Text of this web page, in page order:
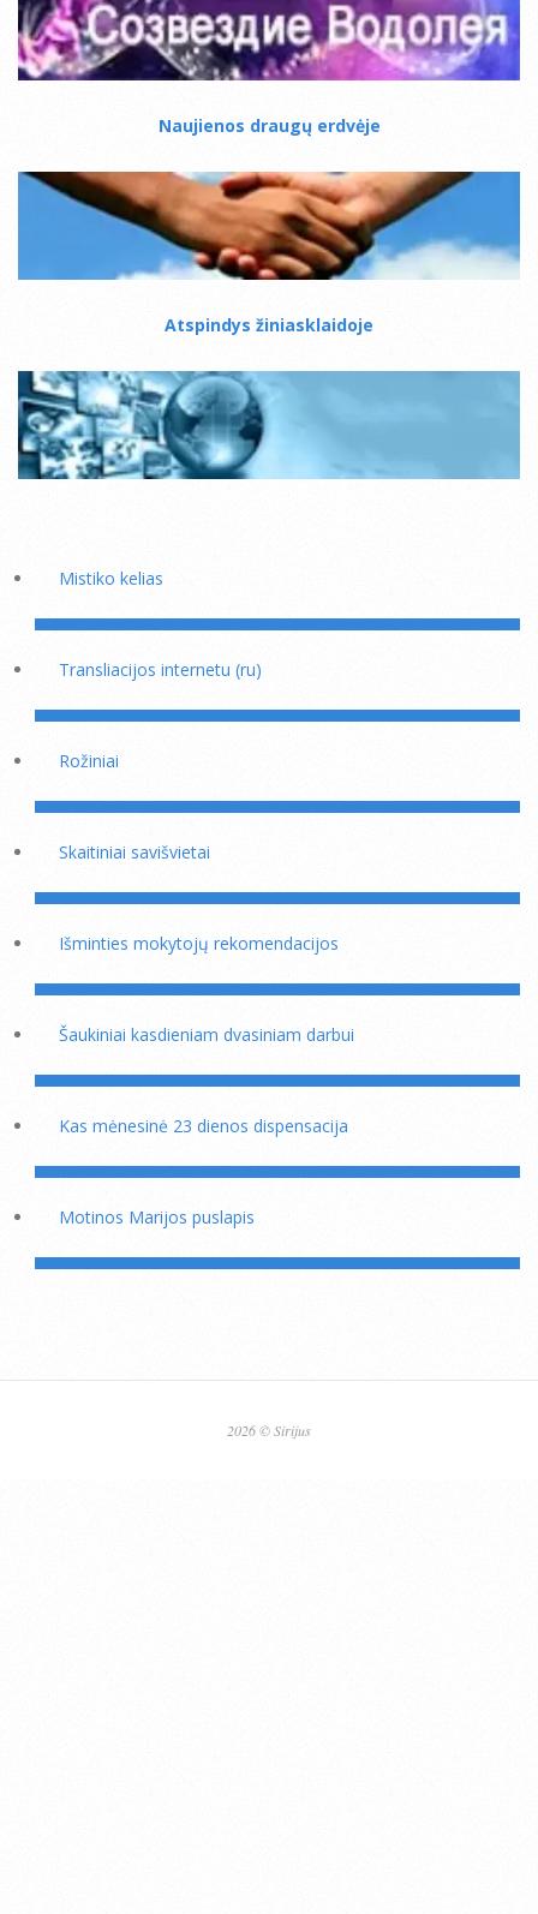
Naujienos draugų erdvėje
Atspindys žiniasklaidoje
Mistiko kelias
Transliacijos internetu (ru)
Rožiniai
Skaitiniai savišvietai
Išminties mokytojų rekomendacijos
Šaukiniai kasdieniam dvasiniam darbui
Kas mėnesinė 23 dienos dispensacija
Motinos Marijos puslapis
2026 © Sirijus